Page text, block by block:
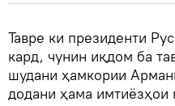
Тавре ки президенти
кард, чунин иқдом ба
шудани ҳамкории
додани ҳама имтиёзҳои